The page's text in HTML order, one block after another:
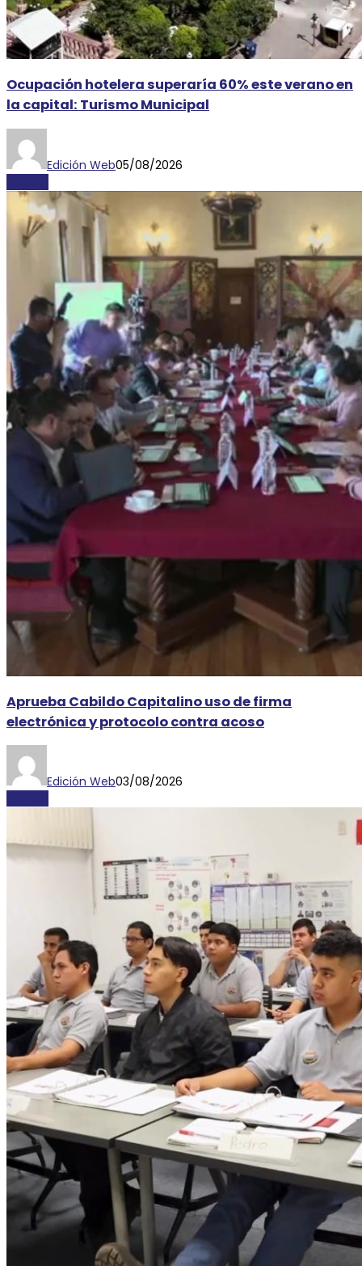
Ocupación hotelera superaría 60% este verano en
la capital: Turismo Municipal
Edición Web05/08/2026
Aprueba Cabildo Capitalino uso de firma
electrónica y protocolo contra acoso
Edición Web03/08/2026